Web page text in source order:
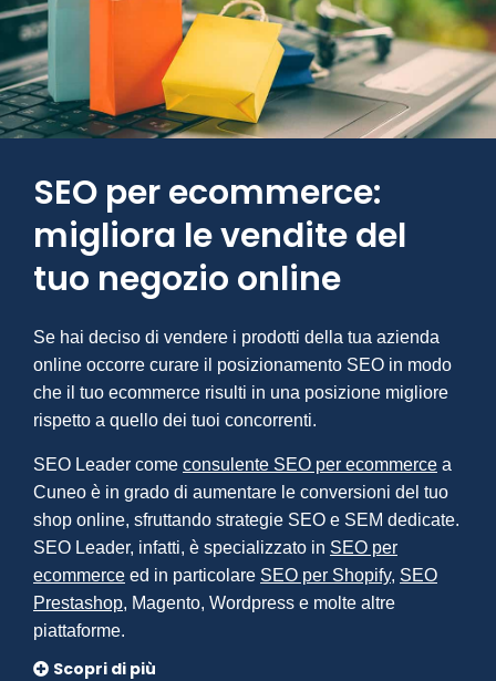
SEO per ecommerce:
migliora le vendite del
tuo negozio online
Se hai deciso di vendere i prodotti della tua azienda
online occorre curare il posizionamento SEO in modo
che il tuo ecommerce risulti in una posizione migliore
rispetto a quello dei tuoi concorrenti.
SEO Leader come consulente SEO per ecommerce a
Cuneo è in grado di aumentare le conversioni del tuo
shop online, sfruttando strategie SEO e SEM dedicate.
SEO Leader, infatti, è specializzato in SEO per
ecommerce ed in particolare SEO per Shopify, SEO
Prestashop, Magento, Wordpress e molte altre
piattaforme.
Scopri di più